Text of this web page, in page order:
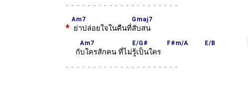
-
*
Am7
ย่าปล่อยใจในคืนที่
Gmaj7
สับสน
กั
Am7
บใครสักคน ที่ไม่
E/G#
รู้เป็นใคร
F#m/A E/B
-